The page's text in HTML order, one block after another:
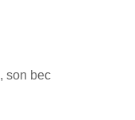
son bec